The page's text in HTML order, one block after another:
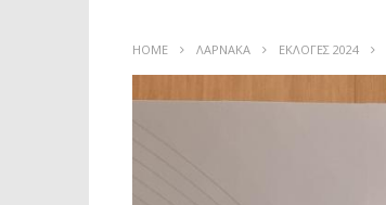
HOME ΛΑΡΝΑΚΑ ΕΚΛΟΓΕΣ 2024